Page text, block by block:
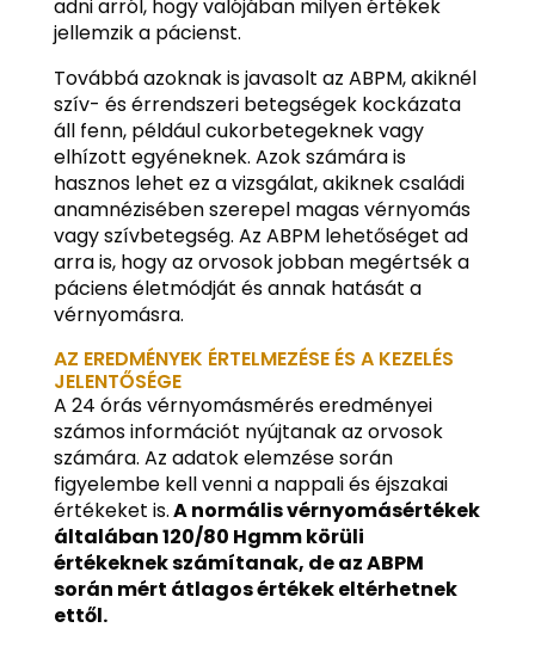
adni arról, hogy valójában milyen értékek
jellemzik a pácienst.
Továbbá azoknak is javasolt az ABPM, akiknél
szív- és érrendszeri betegségek kockázata
áll fenn, például cukorbetegeknek vagy
elhízott egyéneknek. Azok számára is
hasznos lehet ez a vizsgálat, akiknek családi
anamnézisében szerepel magas vérnyomás
vagy szívbetegség. Az ABPM lehetőséget ad
arra is, hogy az orvosok jobban megértsék a
páciens életmódját és annak hatását a
vérnyomásra.
AZ EREDMÉNYEK ÉRTELMEZÉSE ÉS A KEZELÉS
JELENTŐSÉGE
A 24 órás vérnyomásmérés eredményei
számos információt nyújtanak az orvosok
számára. Az adatok elemzése során
figyelembe kell venni a nappali és éjszakai
értékeket is.A normális vérnyomásértékek
általában 120/80 Hgmm körüli
értékeknek számítanak, de az ABPM
során mért átlagos értékek eltérhetnek
ettől.